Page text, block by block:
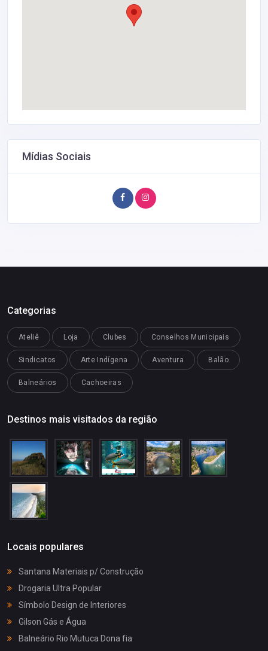
Mídias Sociais
Categorias
Ateliê Loja Clubes Conselhos Municipais
Sindicatos Arte Indígena Aventura Balão
Balneários Cachoeiras
Destinos mais visitados da região
Locais populares
Santana Materiais p/ Construção
Drogaria Ultra Popular
Símbolo Design de Interiores
Gilson Gás e Água
Balneário Rio Mutuca Dona fia